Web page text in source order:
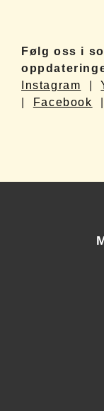
Følg oss i
Instagram |
Facebook